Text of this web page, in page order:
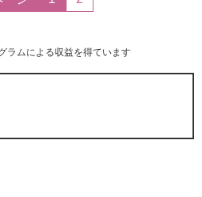
ラムによる収益を得ています